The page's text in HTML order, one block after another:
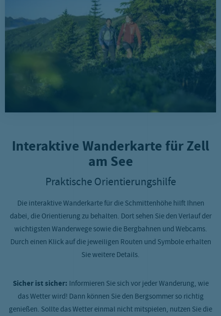
Interaktive Wanderkarte für Zell
am See
Praktische Orientierungshilfe
Die interaktive Wanderkarte für die Schmittenhöhe hilft Ihnen
dabei, die Orientierung zu behalten. Dort sehen Sie den Verlauf der
wichtigsten Wanderwege sowie die Bergbahnen und Webcams.
Durch einen Klick auf die jeweiligen Routen und Symbole erhalten
Sie weitere Details.
Sicher ist sicher: Informieren Sie sich vor jeder Wanderung, wie
das Wetter wird! Dann können Sie den Bergsommer so richtig
genießen. Sollte das Wetter einmal nicht mitspielen, nutzen Sie die